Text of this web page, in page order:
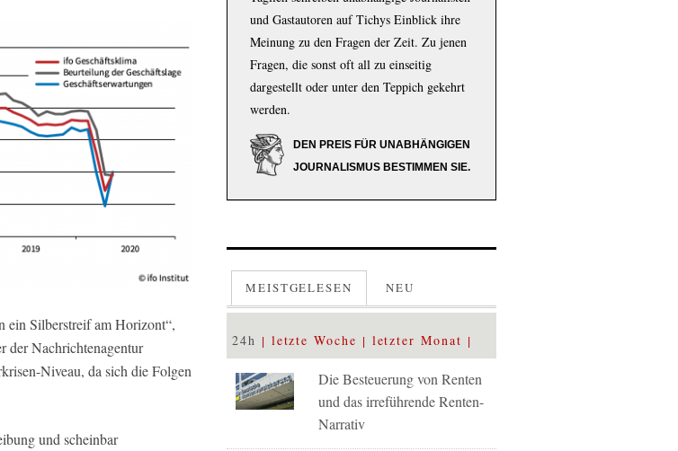
ein Silberstreif am Horizont“,
der Nachrichtenagentur
Niveau, da sich die Folgen
und scheinbar
und Gastautoren auf Tichys Einblick ihre
Meinung zu den Fragen der Zeit. Zu jenen
Fragen, die sonst oft all zu einseitig
dargestellt oder unter den Teppich gekehrt
werden.
DEN PREIS FÜR UNABHÄNGIGEN
JOURNALISMUS BESTIMMEN SIE.
MEISTGELESEN NEU
24h letzte Woche letzter Monat
Die Besteuerung von Renten
und das irreführende Renten-
Narrativ